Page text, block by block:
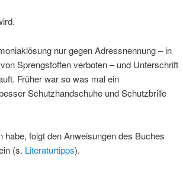
nur gegen Adressnennung – in
Sprengstoffen verboten – und Unterschrift
Früher war so was mal ein
Schutzhandschuhe und Schutzbrille
habe, folgt den Anweisungen des Buches
(s. Literaturtipps).